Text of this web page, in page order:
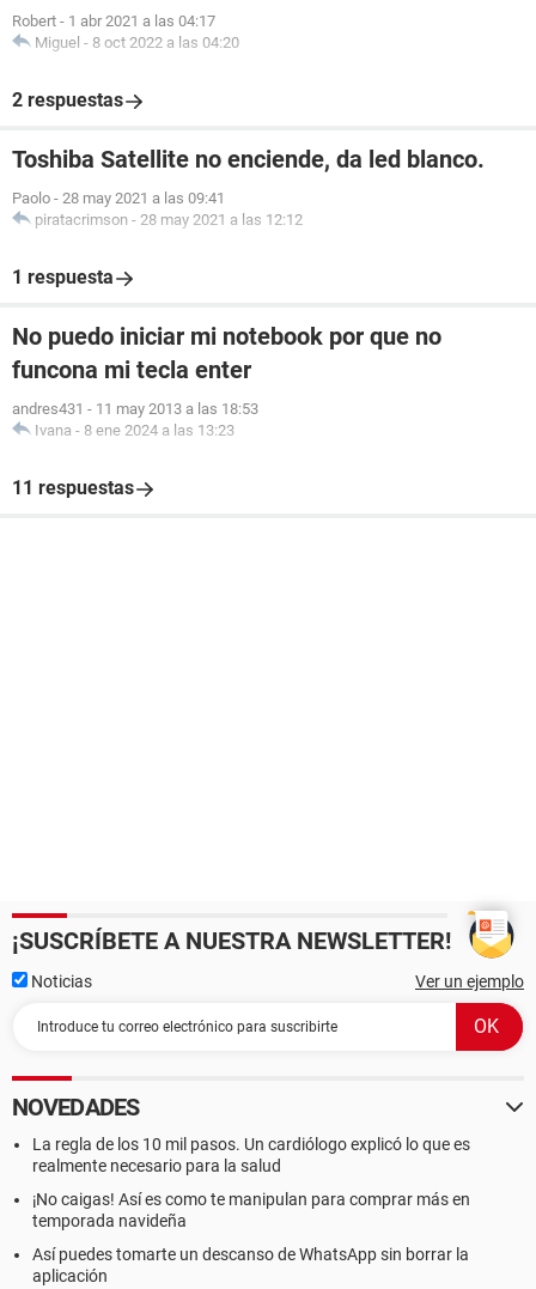
Robert - 1 abr 2021 a las 04:17
Miguel - 8 oct 2022 a las 04:20
2 respuestas
Toshiba Satellite no enciende, da led blanco.
Paolo - 28 may 2021 a las 09:41
piratacrimson - 28 may 2021 a las 12:12
1 respuesta
No puedo iniciar mi notebook por que no
funcona mi tecla enter
andres431 - 11 may 2013 a las 18:53
Ivana - 8 ene 2024 a las 13:23
11 respuestas
¡SUSCRÍBETE A NUESTRA NEWSLETTER!
Noticias Ver un ejemplo
NOVEDADES
La regla de los 10 mil pasos. Un cardiólogo explicó lo que es
realmente necesario para la salud
¡No caigas! Así es como te manipulan para comprar más en
temporada navideña
Así puedes tomarte un descanso de WhatsApp sin borrar la
aplicación